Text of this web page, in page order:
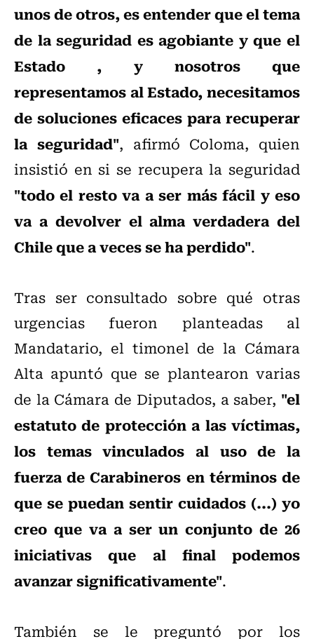
unos de otros, es entender que el tema
de la seguridad es agobiante y que el
Estado , y nosotros que
representamos al Estado, necesitamos
de soluciones eficaces para recuperar
la seguridad", afirmó Coloma, quien
insistió en si se recupera la seguridad
"todo el resto va a ser más fácil y eso
va a devolver el alma verdadera del
Chile que a veces se ha perdido".
Tras ser consultado sobre qué otras
urgencias fueron planteadas al
Mandatario, el timonel de la Cámara
Alta apuntó que se plantearon varias
de la Cámara de Diputados, a saber, "el
estatuto de protección a las víctimas,
los temas vinculados al uso de la
fuerza de Carabineros en términos de
que se puedan sentir cuidados (...) yo
creo que va a ser un conjunto de 26
iniciativas que al final podemos
avanzar significativamente".
También se le preguntó por los